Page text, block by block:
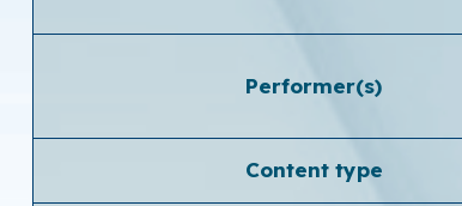
Performer(s)
Content type